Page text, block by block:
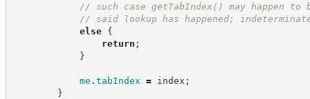
// such case getTabIndex() may happen to
// said lookup has happened;
else
{
return ;
}
me . tabIndex = index ;
}